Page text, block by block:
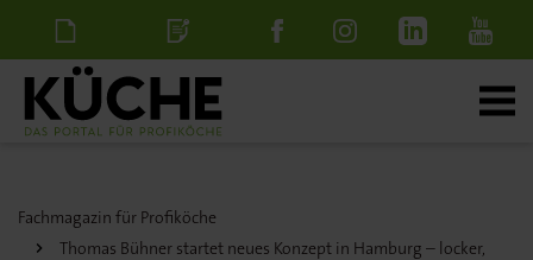
NewsletterStellenanzeige
Fachmagazin für Profiköche
Thomas Bühner startet neues Konzept in Hamburg – locker,